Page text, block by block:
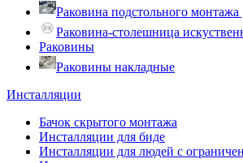
Раковина подстольного монтажа
Раковина-столешница
Раковины
Раковины накладные
Инсталляции
Бачок скрытого монтажа
Инсталляции для биде
Инсталляции для людей с